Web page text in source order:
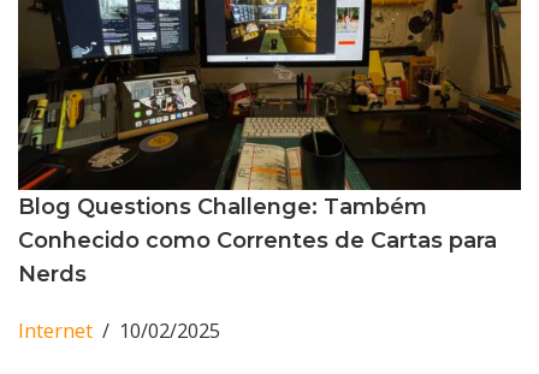
Blog Questions Challenge: Também
Conhecido como Correntes de Cartas para
Nerds
Internet 10/02/2025